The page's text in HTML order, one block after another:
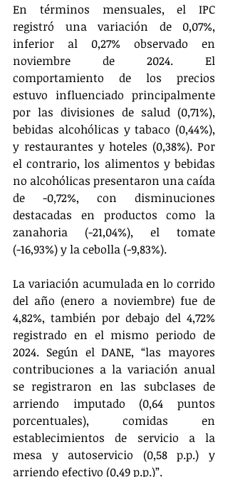
En términos mensuales, el IPC
registró una variación de 0,07%,
inferior al 0,27% observado en
noviembre de 2024. El
comportamiento de los precios
estuvo influenciado principalmente
por las divisiones de salud (0,71%),
bebidas alcohólicas y tabaco (0,44%),
y restaurantes y hoteles (0,38%). Por
el contrario, los alimentos y bebidas
no alcohólicas presentaron una caída
de -0,72%, con disminuciones
destacadas en productos como la
zanahoria (-21,04%), el tomate
(-16,93%) y la cebolla (-9,83%).
La variación acumulada en lo corrido
del año (enero a noviembre) fue de
4,82%, también por debajo del 4,72%
registrado en el mismo periodo de
2024. Según el DANE, “las mayores
contribuciones a la variación anual
se registraron en las subclases de
arriendo imputado (0,64 puntos
porcentuales), comidas en
establecimientos de servicio a la
mesa y autoservicio (0,58 p.p.) y
arriendo efectivo (0,49 p.p.)”.